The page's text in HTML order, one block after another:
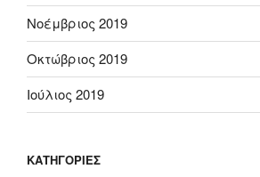
Νοέμβριος 2019
Οκτώβριος 2019
Ιούλιος 2019
KΑΤΗΓΟΡΊΕΣ